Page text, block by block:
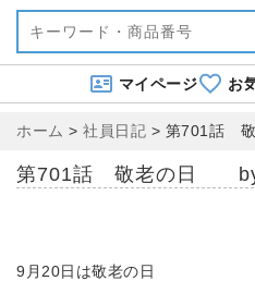
マイページ お
ホーム > 社員日記 > 第701話
第701話 敬老の日 by
9月20日は敬老の日